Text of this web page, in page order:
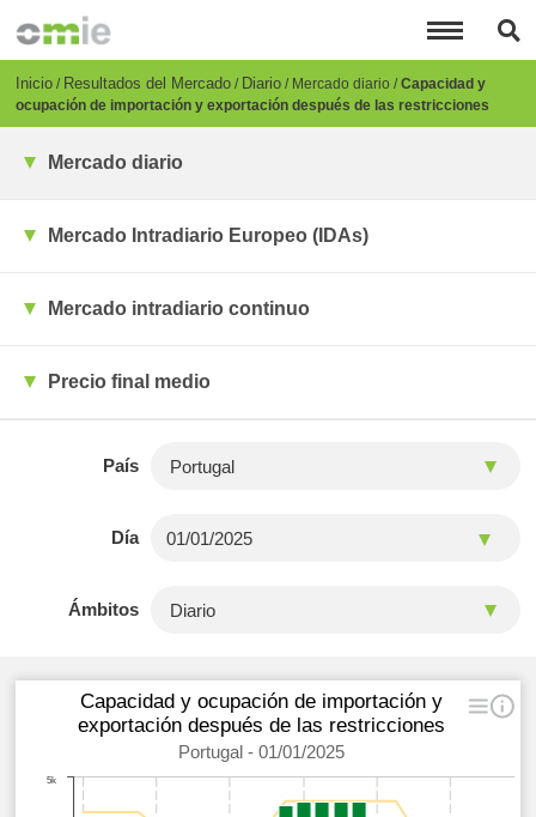
principal
Breadcrumb
Inicio Resultados del Mercado Diario Mercado diario Capacidad y
ocupación de importación y exportación después de las restricciones
Mercado diario
Mercado Intradiario Europeo (IDAs)
Mercado intradiario continuo
Precio final medio
País
Día
Ámbitos
Capacidad y ocupación de importación y
exportación después de las restricciones
Portugal - 01/01/2025
5k